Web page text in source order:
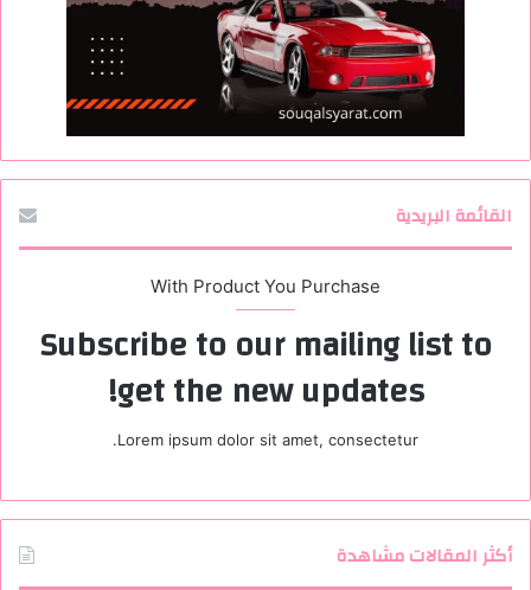
القائمة البريدية
With Product You Purchase
Subscribe to our mailing list to
get the new updates!
Lorem ipsum dolor sit amet, consectetur.
أكثر المقالات مشاهدة